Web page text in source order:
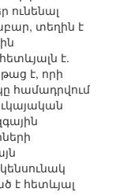
ունենալ
տեղին է
է.
է, որի
համադրվում
է հետևյալ